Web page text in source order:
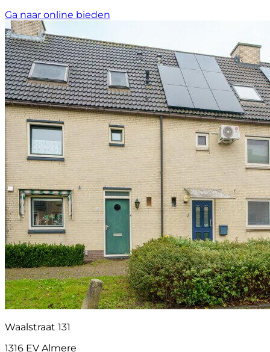
Ga naar online bieden
Waalstraat 131
1316 EV Almere